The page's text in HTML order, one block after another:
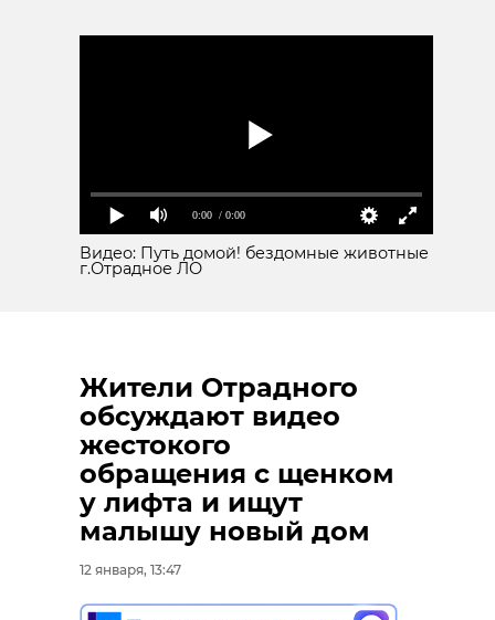
0:00 / 0:00
Видео: Путь домой! бездомные животные
г.Отрадное ЛО
Жители Отрадного
обсуждают видео
жестокого
обращения с щенком
у лифта и ищут
малышу новый дом
12 января, 13:47
Фото: Снежный штаб/ВКонтакте
уборка снега
новогодние каникулы
александр дрозденко
Поделиться статьей: